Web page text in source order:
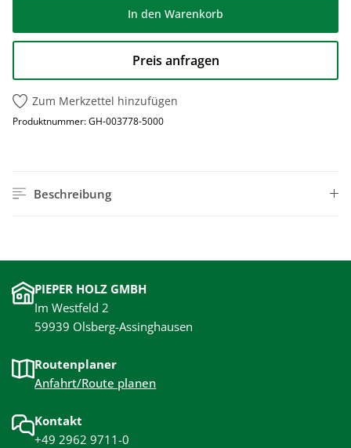
In den Warenkorb
Preis anfragen
Zum Merkzettel hinzufügen
Produktnummer:GH-003778-5000
Beschreibung
PIEPER HOLZ GMBH
Im Westfeld 2
59939 Olsberg-Assinghausen
Routenplaner
Anfahrt/Route planen
Kontakt
+49 2962 9711-0